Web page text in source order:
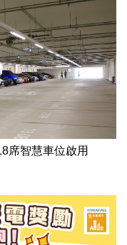
席智慧車位啟用